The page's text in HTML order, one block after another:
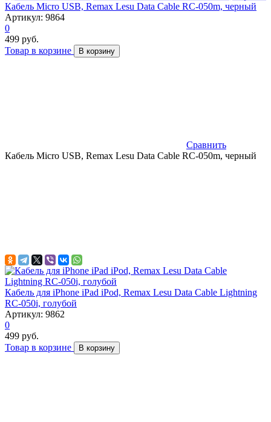
Кабель Micro USB, Remax Lesu Data Cable RC-050m, черный
Артикул: 9864
0
499 руб.
Товар в корзине
В корзину
Сравнить
Кабель Micro USB, Remax Lesu Data Cable RC-050m, черный
Кабель для iPhone iPad iPod, Remax Lesu Data Cable Lightning
RC-050i, голубой
Артикул: 9862
0
499 руб.
Товар в корзине
В корзину